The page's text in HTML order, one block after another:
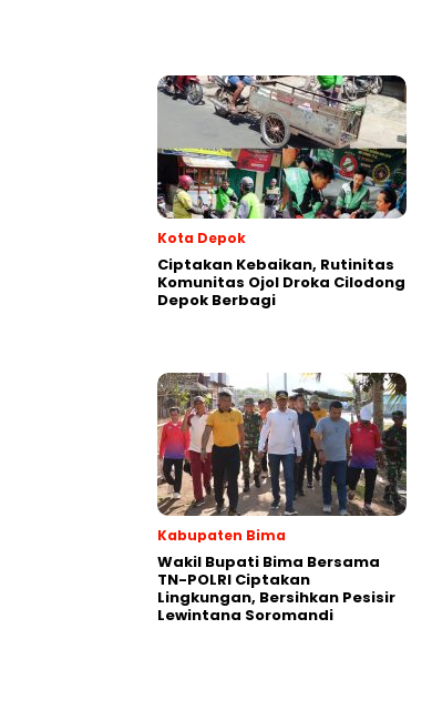
Kota Depok
Ciptakan Kebaikan, Rutinitas
Komunitas Ojol Droka Cilodong
Depok Berbagi
Kabupaten Bima
Wakil Bupati Bima Bersama
TN-POLRI Ciptakan
Lingkungan, Bersihkan Pesisir
Lewintana Soromandi